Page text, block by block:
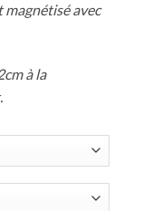
avec
à la